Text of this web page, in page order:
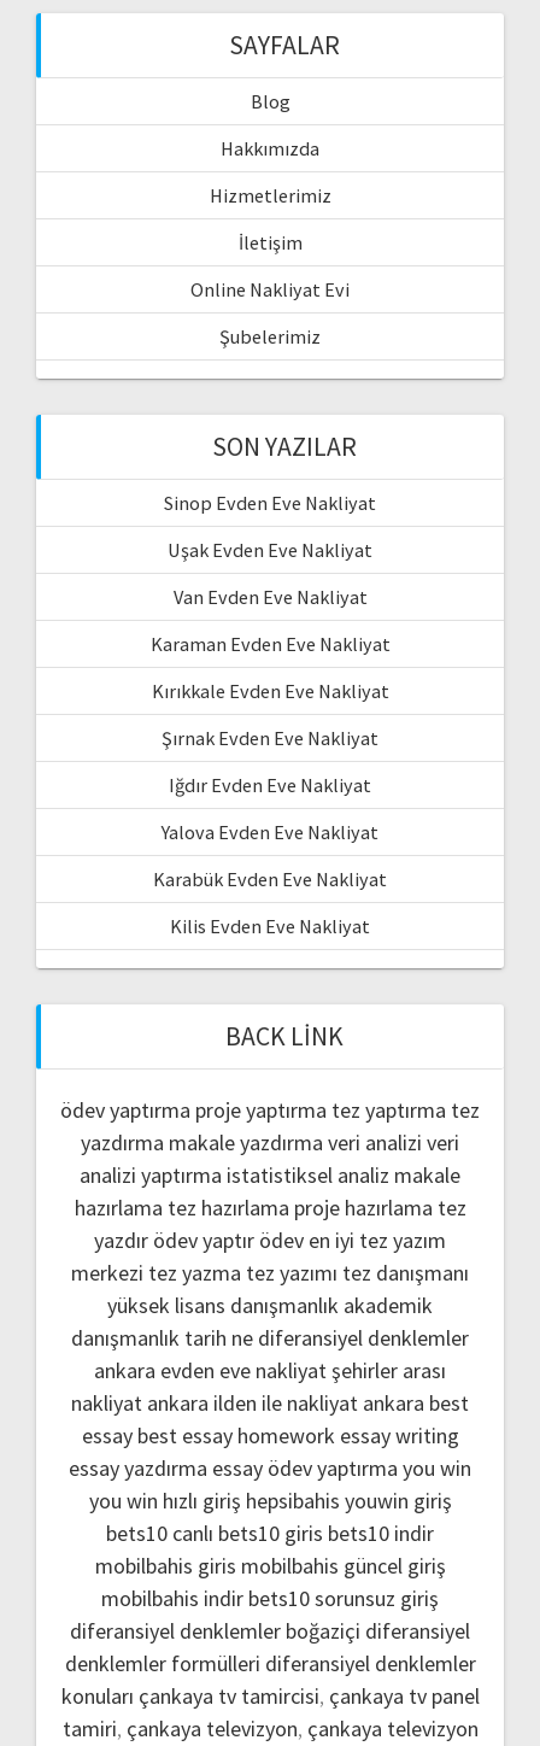
SAYFALAR
Blog
Hakkımızda
Hizmetlerimiz
İletişim
Online Nakliyat Evi
Şubelerimiz
SON YAZILAR
Sinop Evden Eve Nakliyat
Uşak Evden Eve Nakliyat
Van Evden Eve Nakliyat
Karaman Evden Eve Nakliyat
Kırıkkale Evden Eve Nakliyat
Şırnak Evden Eve Nakliyat
Iğdır Evden Eve Nakliyat
Yalova Evden Eve Nakliyat
Karabük Evden Eve Nakliyat
Kilis Evden Eve Nakliyat
BACK LINK
ödev yaptırma proje yaptırma tez yaptırma tez
yazdırma makale yazdırma veri analizi veri
analizi yaptırma istatistiksel analiz makale
hazırlama tez hazırlama proje hazırlama tez
yazdır ödev yaptır ödev en iyi tez yazım
merkezi tez yazma tez yazımı tez danışmanı
yüksek lisans danışmanlık akademik
danışmanlık tarih ne diferansiyel denklemler
ankara evden eve nakliyatşehirler arası
nakliyat ankara ilden ile nakliyat ankara best
essay best essay homework essay writing
essay yazdırma essay ödev yaptırma you win
you win hızlı giriş hepsibahis youwin giriş
bets10 canlı bets10 giris bets10 indir
mobilbahis giris mobilbahis güncel giriş
mobilbahis indir bets10 sorunsuz giriş
diferansiyel denklemler boğaziçi diferansiyel
denklemler formülleri diferansiyel denklemler
konuları çankaya tv tamircisi, çankaya tv panel
tamiri, çankaya televizyon, çankaya televizyon